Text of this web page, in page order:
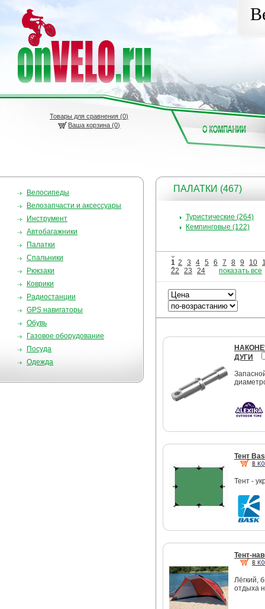
Товары для сравнения (0)
Ваша корзина (0)
Велосипеды
Велозапчасти и аксессуары
Инструмент
Автобагажники
Палатки
Спальники
Рюкзаки
Коврики
Радиостанции
GPS навигаторы
Обувь
Газовое оборудование
Посуда
Одежда
ПАЛАТКИ (467)
Туристические (264)
Кемпинговые (122)
1 2 3 4 5 6 7 8 9 10
22
23 24 показать все
ДУГИ
Тент
Тент -
Тент-
Лёгкий,
отдыха